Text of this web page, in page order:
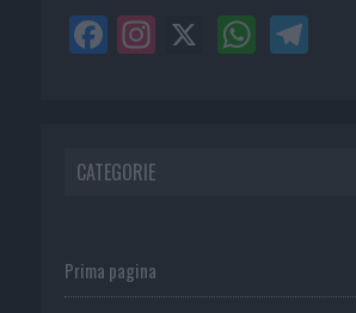
CATEGORIE
Prima pagina